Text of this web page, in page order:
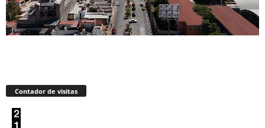
Contador de visitas